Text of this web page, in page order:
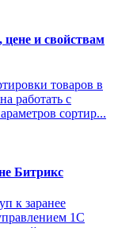
и свойствам
товаров в
работать с
сортир...
Битрикс
к заранее
1С